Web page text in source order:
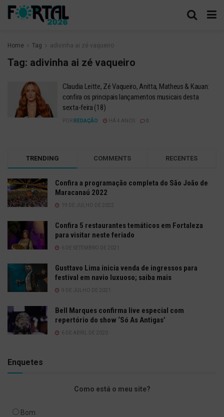
Home Tag adivinha ai zé vaqueiro
Tag: adivinha ai zé vaqueiro
Claudia Leitte, Zé Vaqueiro, Anitta, Matheus & Kauan:
confira os principais lançamentos musicais desta
sexta-feira (18)
POR REDAÇÃO HÁ 4 ANOS
TRENDING COMMENTS RECENTES
Confira a programação completa do São João de
Maracanaú 2022
19 DE JULHO DE 2022
Confira 5 restaurantes temáticos em Fortaleza
para visitar neste feriado
6 DE SETEMBRO DE 2021
Gusttavo Lima inicia venda de ingressos para
festival em navio luxuoso; saiba mais
9 DE JULHO DE 2021
Bell Marques confirma live especial com
repertório do show ‘Só As Antigas’
6 DE ABRIL DE 2020
Enquetes
Como está o meu site?
Bom